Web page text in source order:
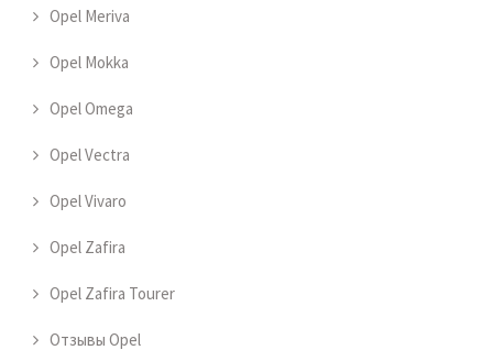
Opel Meriva
Opel Mokka
Opel Omega
Opel Vectra
Opel Vivaro
Opel Zafira
Opel Zafira Tourer
Отзывы Opel